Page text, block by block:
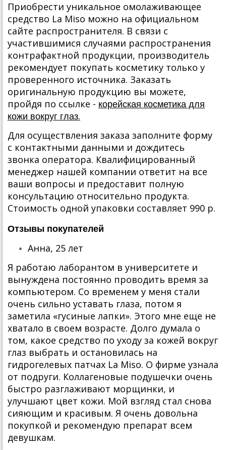
Приобрести уникальное омолаживающее
средство La Miso можно на официальном
сайте распространителя. В связи с
участившимися случаями распространения
контрафактной продукции, производитель
рекомендует покупать косметику только у
проверенного источника. Заказать
оригинальную продукцию вы можете,
пройдя по ссылке - корейская косметика для
кожи вокруг глаз.
Для осуществления заказа заполните форму
с контактными данными и дождитесь
звонка оператора. Квалифицированный
менеджер нашей компании ответит на все
ваши вопросы и предоставит полную
консультацию относительно продукта.
Стоимость одной упаковки составляет 990 р.
Отзывы покупателей
Анна, 25 лет
Я работаю лаборантом в университете и
вынуждена постоянно проводить время за
компьютером. Со временем у меня стали
очень сильно уставать глаза, потом я
заметила «гусиные лапки». Этого мне еще не
хватало в своем возрасте. Долго думала о
том, какое средство по уходу за кожей вокруг
глаз выбрать и остановилась на
гидрогелевых патчах La Miso. О фирме узнала
от подруги. Коллагеновые подушечки очень
быстро разглаживают морщинки, и
улучшают цвет кожи. Мой взгляд стал снова
сияющим и красивым. Я очень довольна
покупкой и рекомендую препарат всем
девушкам.